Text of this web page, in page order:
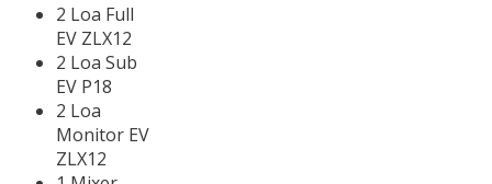
2 Loa Full
EV ZLX12
2 Loa Sub
EV P18
2 Loa
Monitor EV
ZLX12